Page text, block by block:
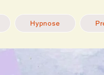
Hypnose